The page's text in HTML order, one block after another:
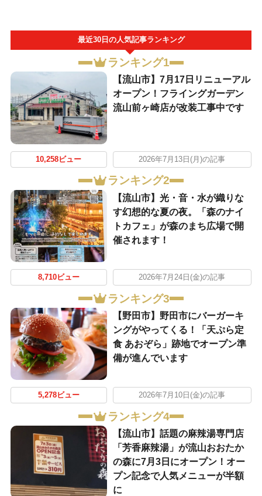
最近30日の人気記事ランキング
ランキング1
【流山市】7月17日リニューアル
オープン！フライングガーデン
流山前ヶ崎店が改装工事中です
10,258ビュー 2026年7月13日(月)の記事
ランキング2
【流山市】光・音・水が織りな
す幻想的な夏の夜。「森のナイ
トカフェ」が森のまち広場で開
催されます！
8,710ビュー 2026年7月24日(金)の記事
ランキング3
【野田市】野田市にバーガーキ
ングがやってくる！「天ぷら定
食 あおぞら」跡地でオープン準
備が進んでいます
5,278ビュー 2026年7月10日(金)の記事
ランキング4
【流山市】話題の麻辣湯専門店
「芳香麻辣湯」が流山おおたか
の森に7月3日にオープン！オー
プン記念で人気メニューが半額
に